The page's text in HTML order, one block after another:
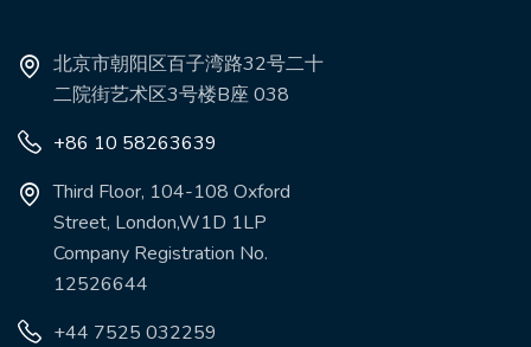
北京市朝阳区百子湾路32号二十
二院街艺术区3号楼B座 038
+86 10 58263639
Third Floor, 104-108 Oxford
Street, London,W1D 1LP
Company Registration No.
12526644
+44 7525 032259